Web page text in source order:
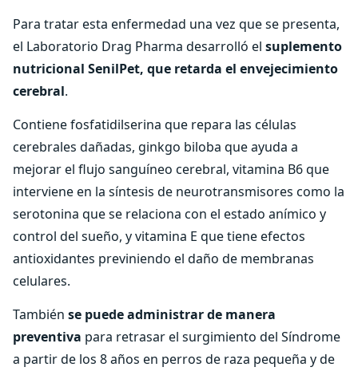
Para tratar esta enfermedad una vez que se presenta,
el Laboratorio Drag Pharma desarrolló el suplemento
nutricional SenilPet, que retarda el envejecimiento
cerebral.
Contiene fosfatidilserina que repara las células
cerebrales dañadas, ginkgo biloba que ayuda a
mejorar el flujo sanguíneo cerebral, vitamina B6 que
interviene en la síntesis de neurotransmisores como la
serotonina que se relaciona con el estado anímico y
control del sueño, y vitamina E que tiene efectos
antioxidantes previniendo el daño de membranas
celulares.
También se puede administrar de manera
preventiva para retrasar el surgimiento del Síndrome
a partir de los 8 años en perros de raza pequeña y de